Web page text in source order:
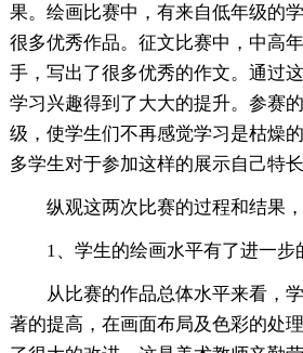
果。绘画比赛中，有来自低年级的
很多优秀作品。征文比赛中，中高
手，写出了很多优秀的作文。通过
学习兴趣得到了大大的提升。参赛
级，使学生们不再感觉学习是枯燥
多学生对于参加这样的展示自己特
纵观这两次比赛的过程和结果
1、学生的绘画水平有了进一步
从比赛的作品总体水平来看，
著的提高，在画面布局及色彩的处